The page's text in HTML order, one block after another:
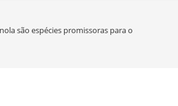
são espécies promissoras para o